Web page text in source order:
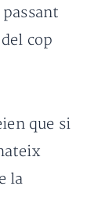
cop
que si
la